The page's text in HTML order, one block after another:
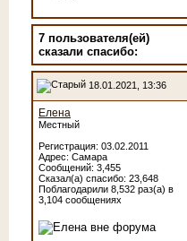
7 пользователя(ей)
сказали cпасибо:
18.01.2021, 13:36
Елена
Местный
Регистрация: 03.02.2011
Адрес: Самара
Сообщений: 3,455
Сказал(а) спасибо: 23,648
Поблагодарили 8,532 раз(а) в
3,104 сообщениях